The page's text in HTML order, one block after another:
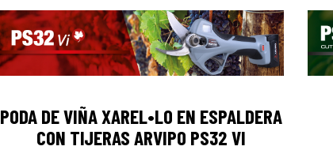
PODA DE VIÑA XAREL•LO EN ESPALDERA
CON TIJERAS ARVIPO PS32 VI